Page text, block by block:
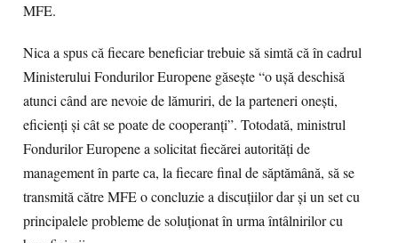
MFE.
Nica a spus că fiecare beneficiar trebuie să simtă că în cadrul
Ministerului Fondurilor Europene găseşte “o uşă deschisă
atunci când are nevoie de lămuriri, de la parteneri oneşti,
eficienţi şi cât se poate de cooperanţi”. Totodată, ministrul
Fondurilor Europene a solicitat fiecărei autorităţi de
management în parte ca, la fiecare final de săptămână, să se
transmită către MFE o concluzie a discuţiilor dar şi un set cu
principalele probleme de soluţionat în urma întâlnirilor cu